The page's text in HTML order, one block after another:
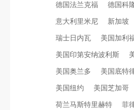
德国法兰克福 德国科
意大利里米尼 新加坡
瑞士日内瓦 美国加利
美国印第安纳波利斯
美国奥兰多 美国底特
美国纽约 美国芝加哥
荷兰马斯特里赫特 菲